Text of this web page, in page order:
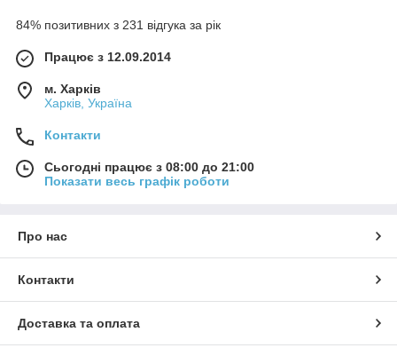
84% позитивних з 231 відгука за рік
Працює з 12.09.2014
м. Харків
Харків, Україна
Контакти
Сьогодні працює з 08:00 до 21:00
Показати весь графік роботи
Про нас
Контакти
Доставка та оплата